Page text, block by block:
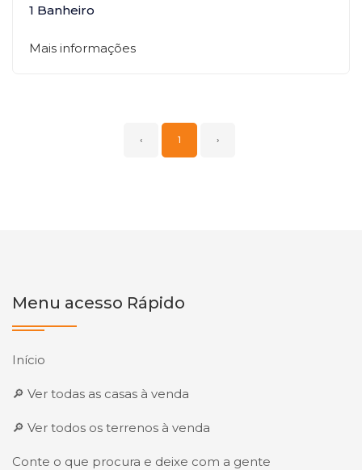
1 Banheiro
Mais informações
‹ 1 ›
Menu acesso Rápido
Início
🔎 Ver todas as casas à venda
🔎 Ver todos os terrenos à venda
Conte o que procura e deixe com a gente